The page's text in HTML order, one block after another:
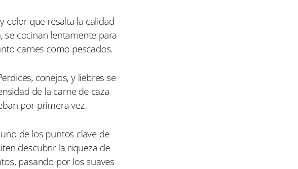
color que resalta la calidad
se cocinan lentamente para
carnes como pescados.
conejos, y liebres se
de la carne de caza
por primera vez.
de los puntos clave de
descubrir la riqueza de
pasando por los suaves